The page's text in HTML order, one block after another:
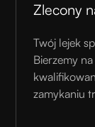
Zlecony
Twój lejek
Bierzemy
zamykaniu